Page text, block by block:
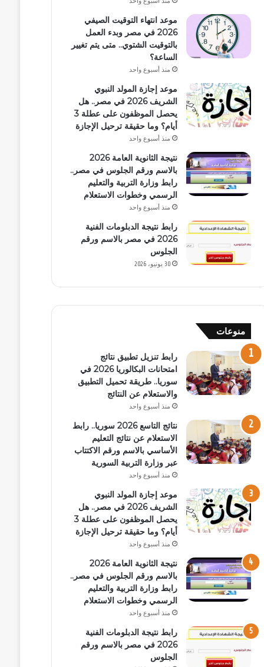
موعد انتهاء التوقيت الصيفي
2026 في مصر وبدء العمل
بالتوقيت الشتوي.. متى يتم تغيير
الساعة؟
منذ أسبوع واحد
موعد إجازة المولد النبوي
الشريف 2026 في مصر.. هل
يحصل الموظفون على عطلة 3
أيام؟ وما حقيقة ترحيل الإجازة
منذ أسبوع واحد
نتيجة الثانوية العامة 2026
بالاسم ورقم الجلوس في مصر..
رابط وزارة التربية والتعليم
الرسمي وخطوات الاستعلام
منذ أسبوع واحد
رابط نتيجة الدبلومات الفنية
2026 في مصر بالاسم ورقم
الجلوس
30 يونيو، 2026
منوعات
رابط تنزيل تطبيق نتائج
امتحانات البكالوريا 2026 في
سوريا.. طريقة تحميل التطبيق
والاستعلام عن النتائج
منذ أسبوع واحد
نتائج التاسع 2026 سوريا.. رابط
الاستعلام عن نتائج التعليم
الأساسي بالاسم ورقم الاكتتاب
عبر وزارة التربية السورية
منذ أسبوع واحد
موعد إجازة المولد النبوي
الشريف 2026 في مصر.. هل
يحصل الموظفون على عطلة 3
أيام؟ وما حقيقة ترحيل الإجازة
منذ أسبوع واحد
نتيجة الثانوية العامة 2026
بالاسم ورقم الجلوس في مصر..
رابط وزارة التربية والتعليم
الرسمي وخطوات الاستعلام
منذ أسبوع واحد
رابط نتيجة الدبلومات الفنية
2026 في مصر بالاسم ورقم
الجلوس